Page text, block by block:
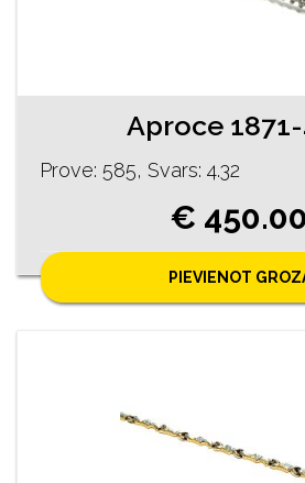
Aproce
Prove: 585, Svars: 4.32
€ 450.00
PIEVIENOT